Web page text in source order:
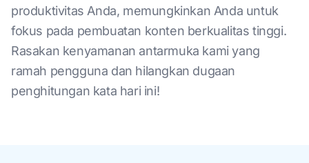
produktivitas Anda, memungkinkan Anda untuk
fokus pada pembuatan konten berkualitas tinggi.
Rasakan kenyamanan antarmuka kami yang
ramah pengguna dan hilangkan dugaan
penghitungan kata hari ini!